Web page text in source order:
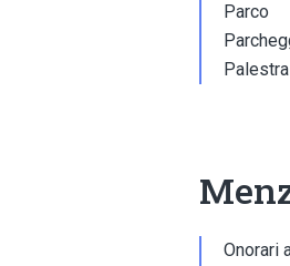
Parco
Palestra
Onorari